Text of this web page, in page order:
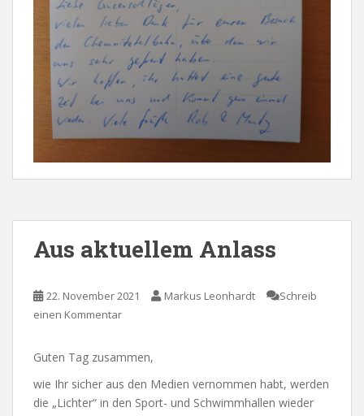
Aus aktuellem Anlass
22. November 2021 Markus Leonhardt
Schreib
einen Kommentar
Guten Tag zusammen,
wie Ihr sicher aus den Medien vernommen habt, werden
die „Lichter“ in den Sport- und Schwimmhallen wieder